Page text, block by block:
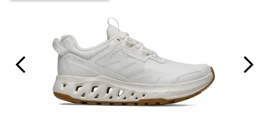
Previous Slide Next Slide